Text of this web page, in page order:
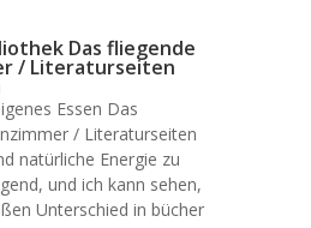
Das fliegende
/ Literaturseiten
Essen Das
/ Literaturseiten
natürliche Energie zu
und ich kann sehen,
Unterschied in bücher